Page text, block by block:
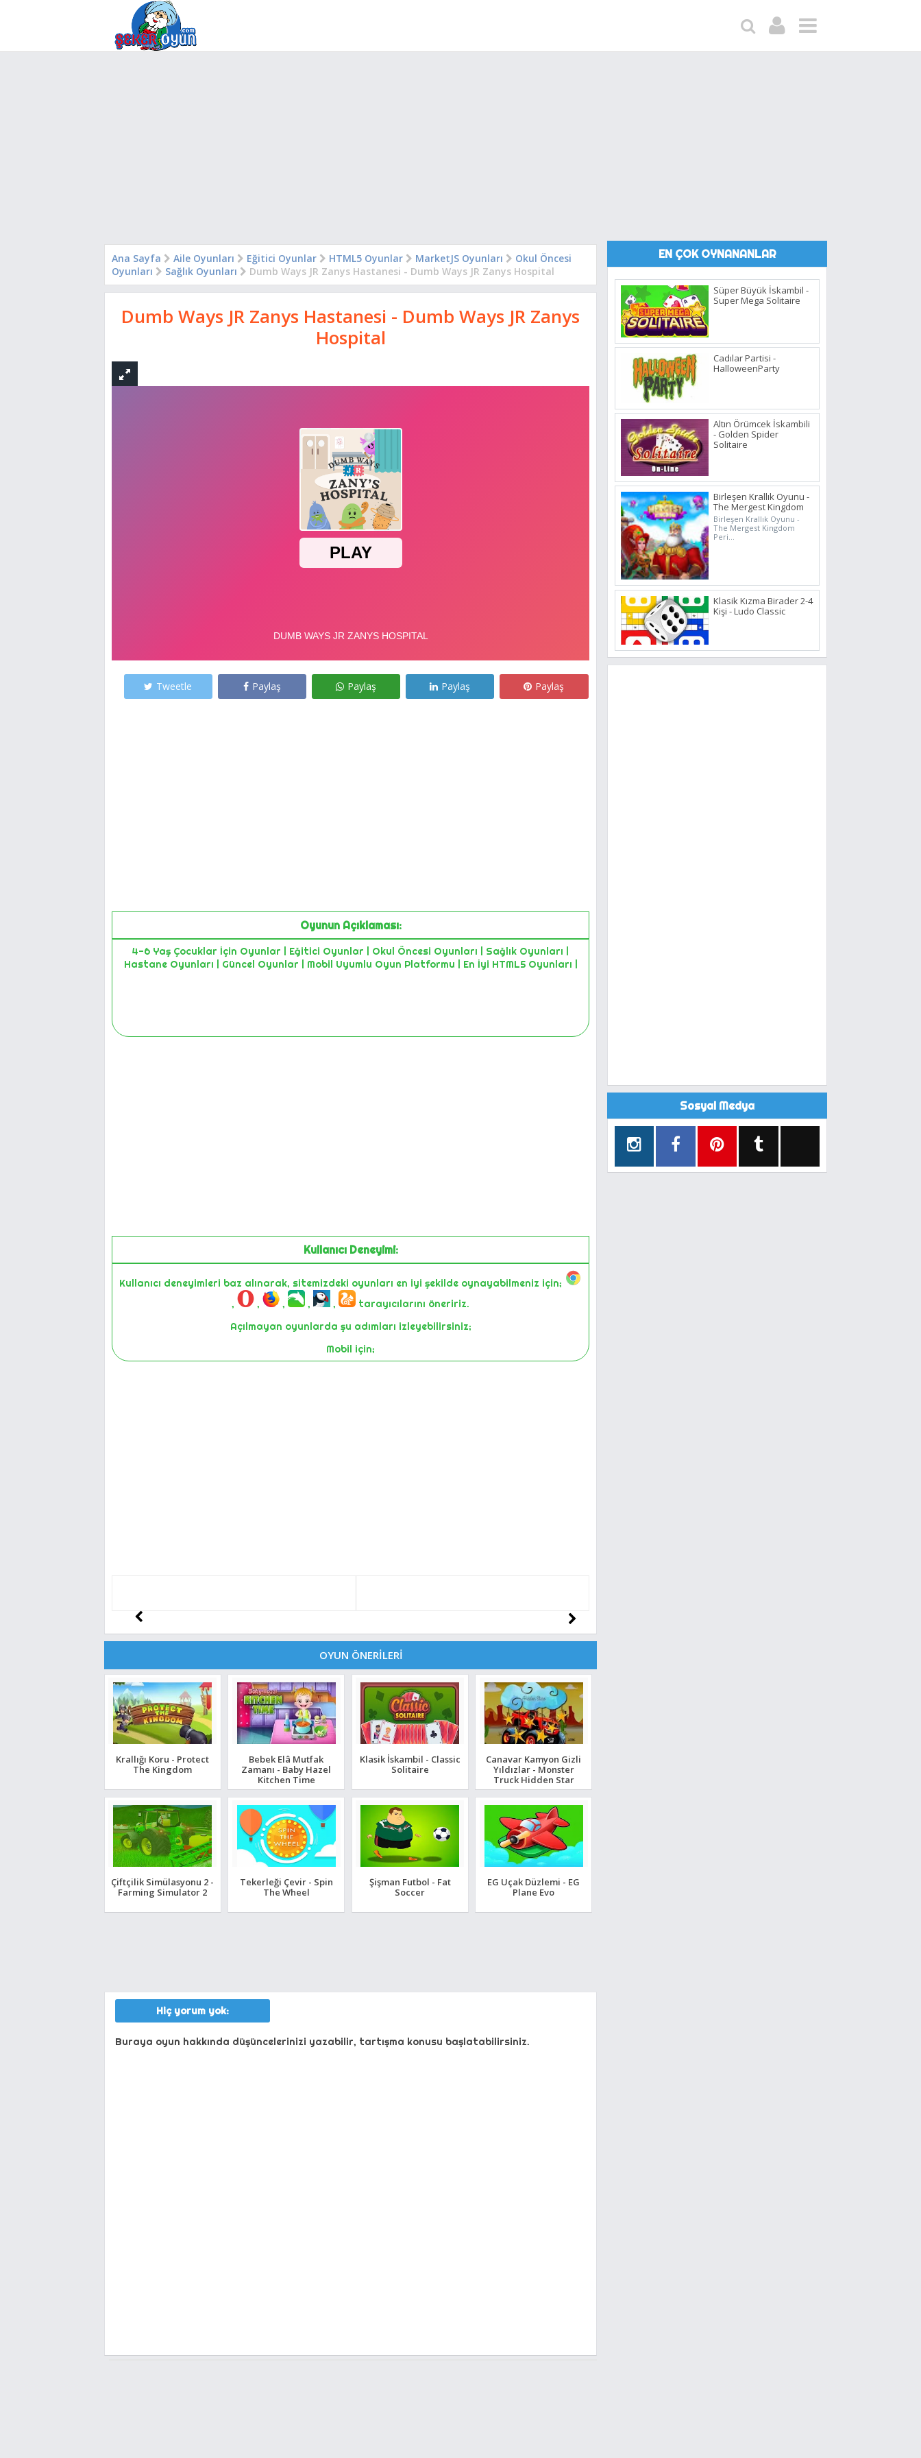
Ana Sayfa Aile Oyunları Eğitici Oyunlar HTML5 Oyunlar MarketJS Oyunları
Okul Öncesi
Oyunları
Sağlık Oyunları Dumb Ways JR Zanys Hastanesi - Dumb Ways JR Zanys Hospital
Dumb Ways JR Zanys Hastanesi - Dumb Ways JR Zanys
Hospital
Tweetle Paylaş Paylaş Paylaş Paylaş
Oyunun Açıklaması:
4-6 Yaş Çocuklar İçin Oyunlar | Eğitici Oyunlar | Okul Öncesi Oyunları | Sağlık Oyunları |
Hastane Oyunları | Güncel Oyunlar | Mobil Uyumlu Oyun Platformu | En İyi HTML5 Oyunları |
Kullanıcı Deneyimi:
Kullanıcı deneyimleri baz alınarak, sitemizdeki oyunları en iyi şekilde oynayabilmeniz için;
,
, , , ,
tarayıcılarını öneririz.
Açılmayan oyunlarda şu adımları izleyebilirsiniz;
Mobil için;
OYUN ÖNERİLERİ
Krallığı Koru - Protect
The Kingdom
Bebek Elâ Mutfak
Zamanı - Baby Hazel
Kitchen Time
Klasik İskambil - Classic
Solitaire
Canavar Kamyon Gizli
Yıldızlar - Monster
Truck Hidden Star
Çiftçilik Simülasyonu 2 -
Farming Simulator 2
Tekerleği Çevir - Spin
The Wheel
Şişman Futbol - Fat
Soccer
EG Uçak Düzlemi - EG
Plane Evo
Hiç yorum yok:
Buraya oyun hakkında düşüncelerinizi yazabilir, tartışma konusu başlatabilirsiniz.
EN ÇOK OYNANANLAR
Süper Büyük İskambil -
Super Mega Solitaire
Cadılar Partisi -
HalloweenParty
Altın Örümcek İskambili
- Golden Spider
Solitaire
Birleşen Krallık Oyunu -
The Mergest Kingdom
Birleşen Krallık Oyunu -
The Mergest Kingdom
Peri...
Klasik Kızma Birader 2-4
Kişi - Ludo Classic
Sosyal Medya